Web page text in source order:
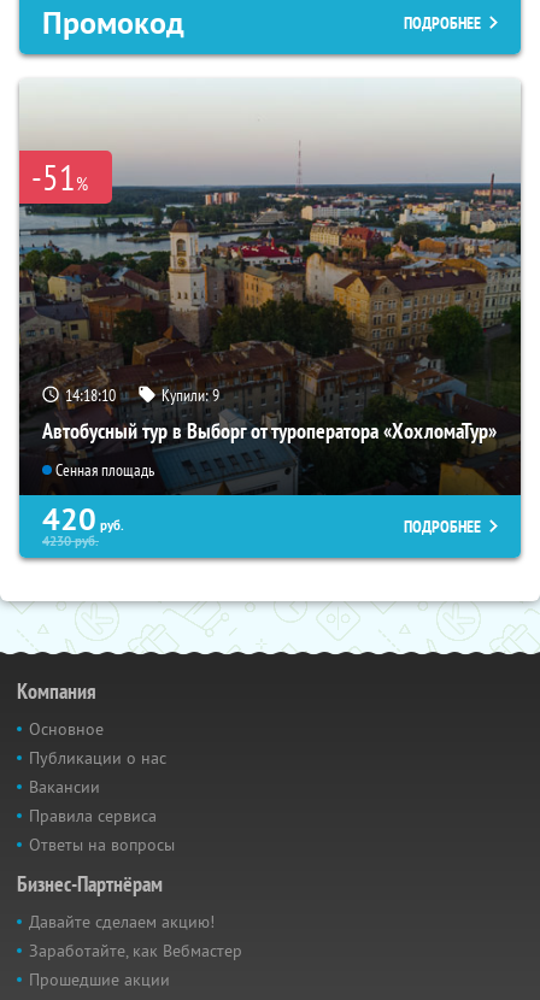
Промокод ПОДРОБНЕЕ
-51%
14:18:09 Купили:9
Автобусный тур в Выборг от туроператора «ХохломаТур»
Сенная площадь
420 руб.
4230руб.
ПОДРОБНЕЕ
Компания
Основное
Публикации о нас
Вакансии
Правила сервиса
Ответы на вопросы
Бизнес-Партнёрам
Давайте сделаем акцию!
Заработайте, как Вебмастер
Прошедшие акции